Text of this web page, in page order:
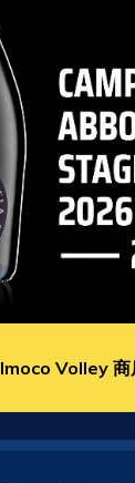
Imoco Volley 商